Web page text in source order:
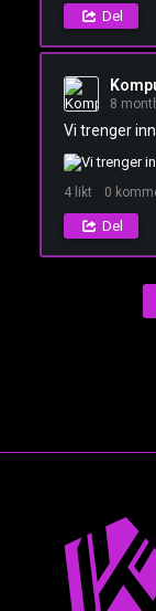
Del
8
Vi trenger
4 likt 0
Del